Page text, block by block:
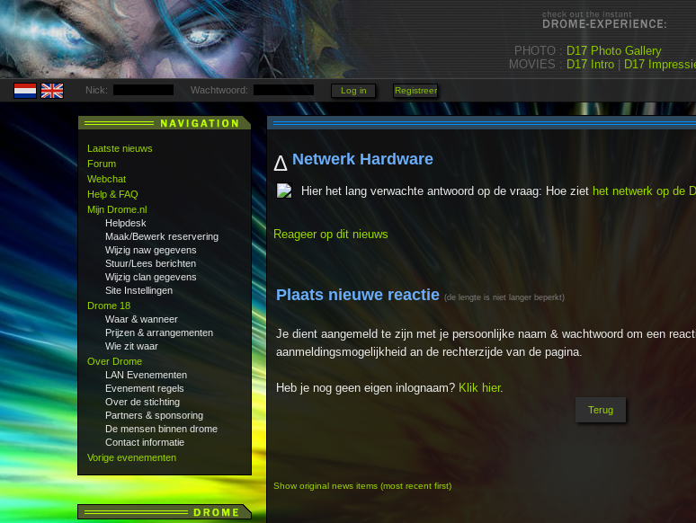
PHOTO : D17 Photo Gallery
MOVIES : D17 Intro D17
Nick: Wachtwoord:
Laatste nieuws
Forum
Webchat
Help & FAQ
Mijn Drome.nl
Helpdesk
Maak/Bewerk reservering
Wijzig naw gegevens
Stuur/Lees berichten
Wijzig clan gegevens
Site Instellingen
Drome 18
Waar & wanneer
Prijzen & arrangementen
Wie zit waar
Over Drome
LAN Evenementen
Evenement regels
Over de stichting
Partners & sponsoring
De mensen binnen drome
Contact informatie
Vorige evenementen
Δ Netwerk Hardware
Hier het lang verwachte antwoord op de vraag: Hoe ziet het netwerk op de
Reageer op dit nieuws
Plaats nieuwe reactie (de lengte is niet langer beperkt)
Je dient aangemeld te zijn met je persoonlijke naam & wachtwoord om een
aanmeldingsmogelijkheid an de rechterzijde van de pagina.
Heb je nog geen eigen inlognaam? Klik hier.
Show original news items (most recent first)